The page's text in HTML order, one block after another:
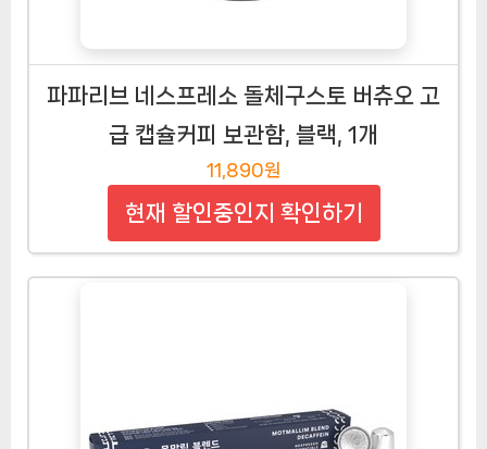
파파리브 네스프레소 돌체구스토 버츄오 고
급 캡슐커피 보관함, 블랙, 1개
11,890원
현재 할인중인지 확인하기